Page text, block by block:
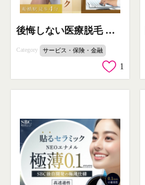
後悔しない医療脱毛 クレストスキンクリニック
Category サービス・保険・金融
1